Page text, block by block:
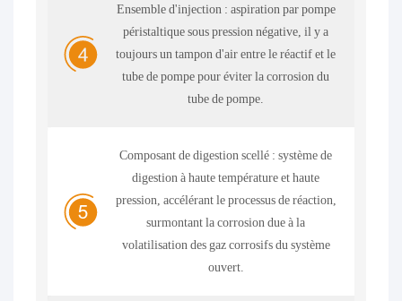
Ensemble d'injection : aspiration par pompe
péristaltique sous pression négative, il y a
toujours un tampon d'air entre le réactif et le
tube de pompe pour éviter la corrosion du
tube de pompe.
Composant de digestion scellé : système de
digestion à haute température et haute
pression, accélérant le processus de réaction,
surmontant la corrosion due à la
volatilisation des gaz corrosifs du système
ouvert.